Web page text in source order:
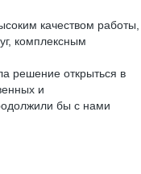
качеством работы,
комплексным
решение открыться в
и
бы с нами